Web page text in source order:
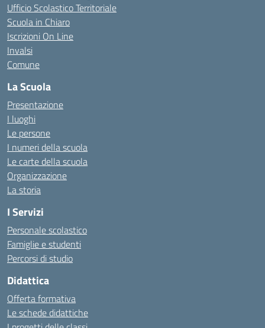
Ufficio Scolastico Territoriale
Scuola in Chiaro
Iscrizioni On Line
Invalsi
Comune
La Scuola
Presentazione
I luoghi
Le persone
I numeri della scuola
Le carte della scuola
Organizzazione
La storia
I Servizi
Personale scolastico
Famiglie e studenti
Percorsi di studio
Didattica
Offerta formativa
Le schede didattiche